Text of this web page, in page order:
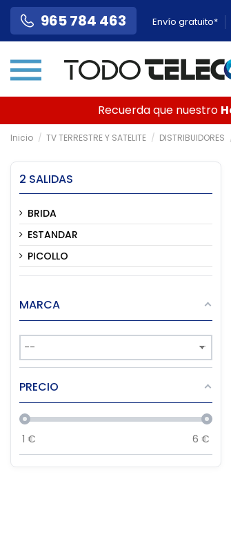
965 784 463 Envío gratuito*
Recuerda que nuestro
Inicio TV TERRESTRE Y SATELITE DISTRIBUIDORES
2 SALIDAS
BRIDA
ESTANDAR
PICOLLO
MARCA
PRECIO
1 € 6 €